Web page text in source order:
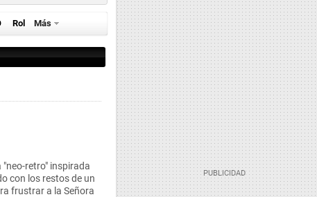
Rol Más
retro" inspirada
con los restos de un
frustrar a la Señora